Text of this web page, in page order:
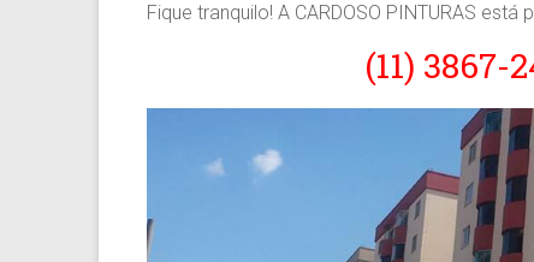
Fique tranquilo! A CARDOSO PINTURAS está
(11) 3867-